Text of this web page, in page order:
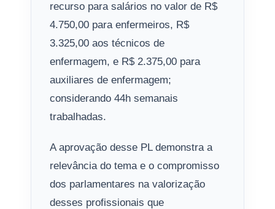
recurso para salários no valor de R$
4.750,00 para enfermeiros, R$
3.325,00 aos técnicos de
enfermagem, e R$ 2.375,00 para
auxiliares de enfermagem;
considerando 44h semanais
trabalhadas.
A aprovação desse PL demonstra a
relevância do tema e o compromisso
dos parlamentares na valorização
desses profissionais que